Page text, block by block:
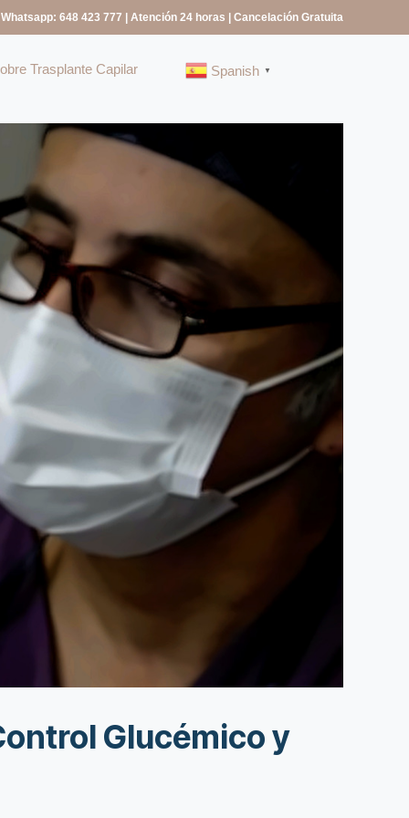
648 423 777 | Atención 24 horas | Cancelación Gratuita
Trasplante Capilar Spanish ▼
Glucémico y